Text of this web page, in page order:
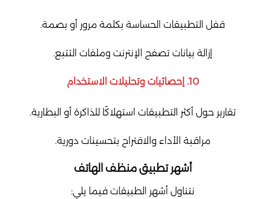
قفل التطبيقات الحساسة بكلمة مرور أو بصمة.
إزالة بيانات تصفح الإنترنت وملفات التتبع.
10. إحصائيات وتحليلات الاستخدام
تقارير حول أكثر التطبيقات استهلاكًا للذاكرة أو البطارية.
مراقبة الأداء والاقتراح بتحسينات دورية.
أشهر تطبيق منظف الهاتف
نتناول أشهر الطبيقات فيما يلي: